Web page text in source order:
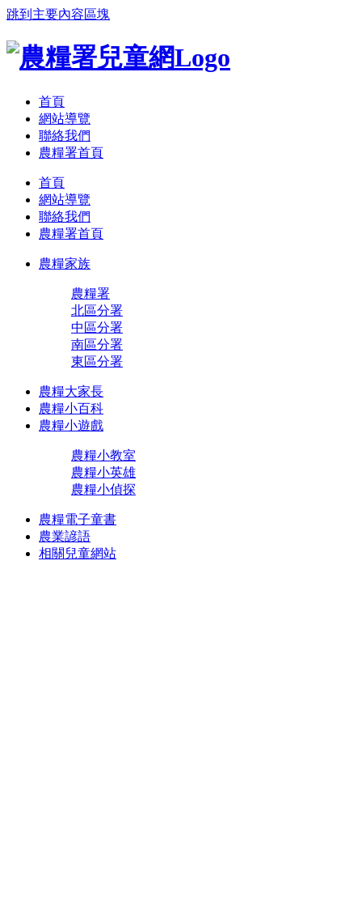
跳到主要內容區塊
:::
首頁
網站導覽
聯絡我們
農糧署首頁
首頁
網站導覽
聯絡我們
農糧署首頁
農糧家族
農糧署
北區分署
中區分署
南區分署
東區分署
農糧大家長
農糧小百科
農糧小遊戲
農糧小教室
農糧小英雄
農糧小偵探
農糧電子童書
農業諺語
相關兒童網站